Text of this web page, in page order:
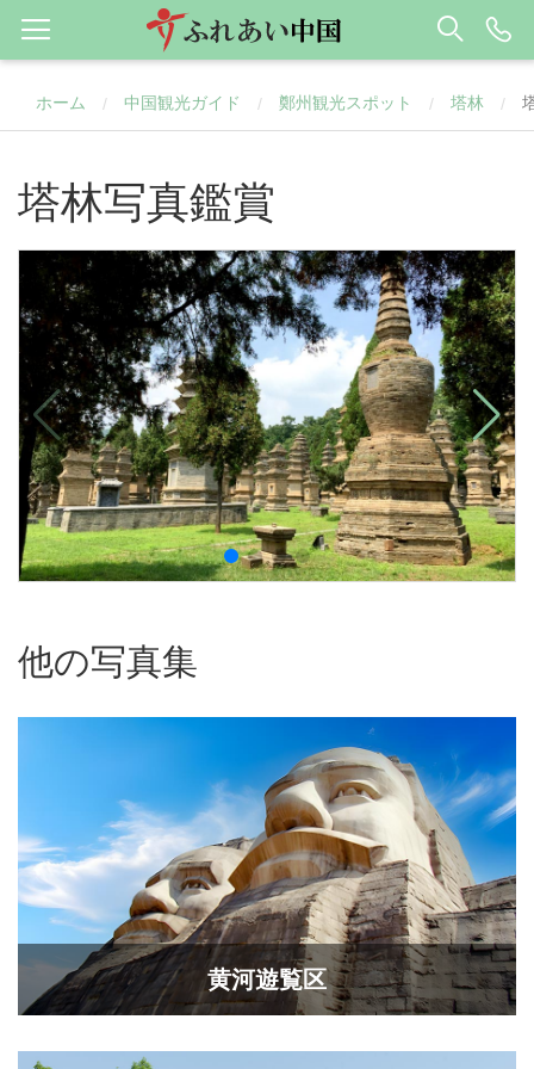
ホーム / 中国観光ガイド / 鄭州観光スポット / 塔林 /
塔林写真鑑賞
他の写真集
黄河遊覧区